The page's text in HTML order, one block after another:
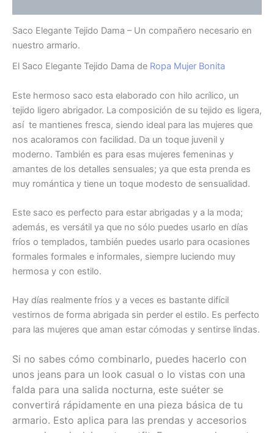
Saco Elegante Tejido Dama – Un compañero necesario en
nuestro armario.
El Saco Elegante Tejido Dama de Ropa Mujer Bonita
Este hermoso saco esta elaborado con hilo acrílico, un
tejido ligero abrigador. La composición de su tejido es ligera,
así te mantienes fresca, siendo ideal para las mujeres que
nos acaloramos con facilidad. Da un toque juvenil y
moderno. También es para esas mujeres femeninas y
amantes de los detalles sensuales; ya que esta prenda es
muy romántica y tiene un toque modesto de sensualidad.
Este saco es perfecto para estar abrigadas y a la moda;
además, es versátil ya que no sólo puedes usarlo en días
fríos o templados, también puedes usarlo para ocasiones
formales formales e informales, siempre luciendo muy
hermosa y con estilo.
Hay días realmente fríos y a veces es bastante difícil
vestirnos de forma abrigada sin perder el estilo. Es perfecto
para las mujeres que aman estar cómodas y sentirse lindas.
Si no sabes cómo combinarlo, puedes hacerlo con
unos jeans para un look casual o lo vistas con una
falda para una salida nocturna, este suéter se
convertirá rápidamente en una pieza básica de tu
armario. Esto aplica para las prendas y accesorios